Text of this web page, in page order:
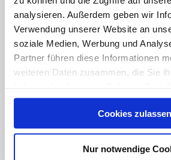
analysieren. Außerdem geben wir
Verwendung unserer Website an
soziale Medien, Werbung und
Partner führen diese Informationen
weiteren Daten zusammen, die Sie
gesammelt haben. Hier finden Sie
und unserImpressum.
Cookies zulassen
Nur notwendige
Erste ETA-zertifizierte